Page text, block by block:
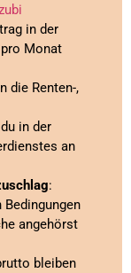
in der
Monat
die Renten-,
in der
an
:
angehörst
bleiben